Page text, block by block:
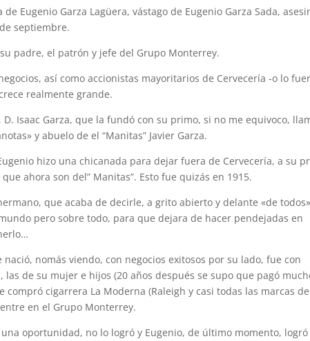
Eugenio Garza Lagüera, vástago de Eugenio Garza Sada,
septiembre.
padre, el patrón y jefe del Grupo Monterrey.
así como accionistas mayoritarios de Cervecería -o lo
realmente grande.
Isaac Garza, que la fundó con su primo, si no me equivoco,
y abuelo de el “Manitas” Javier Garza.
hizo una chicanada para dejar fuera de Cervecería, a su
ahora son del” Manitas”. Esto fue quizás en 1915.
que acaba de decirle, a grito abierto y delante «de
pero sobre todo, para que dejara de hacer pendejadas en
nació, nomás viendo, con negocios exitosos por su lado, fue con
de su mujer e hijos (20 años después se supo que pagó
cigarrera La Moderna (Raleigh y casi todas las marcas
en el Grupo Monterrey.
oportunidad, no lo logró y Eugenio, de último momento, logró